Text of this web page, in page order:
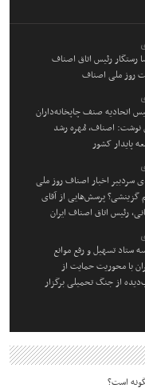
رستگار رئیس اتاق اصناف
روز ملی اصناف
اتحادیه صنف چاپخانه‌داران
اصناف، مُهره رشد
پایدار کشور
سردبیر اخبار اصناف روز ملی
گزینشی؟ پرسش‌هایی از آقای
رئیس اتاق اصناف ایران
ستاد تسهیل و رفع موانع
با محوریت حمایت از
از جنگ تحمیلی برگزار